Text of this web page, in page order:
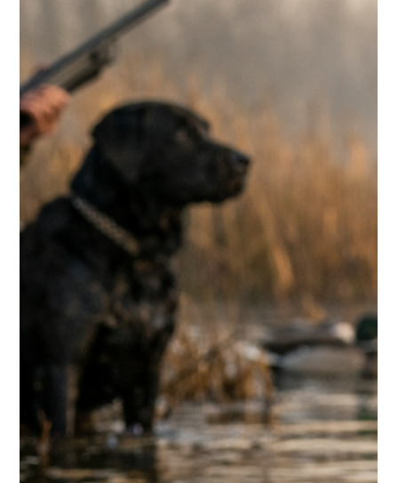
Yan Monette
19 mars
2 min de lecture
La relève : le vrai futur de la chasse
aux oiseaux migrateurs
La relève : le vrai futur de la chasse aux oiseaux migrateurs